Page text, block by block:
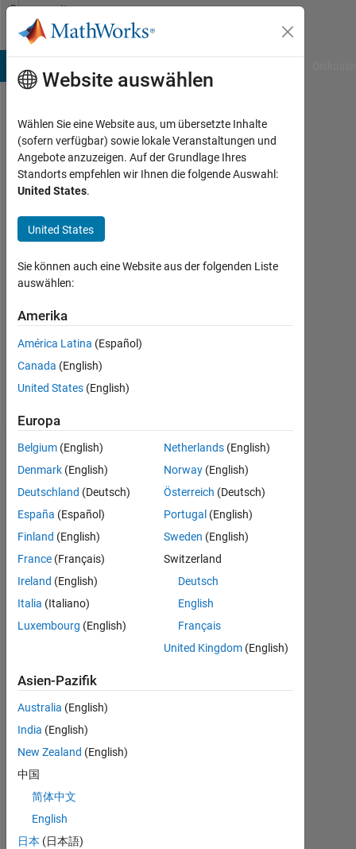
Weiter zum Inhalt
Community
Profile
Rose
Aktiv
seit
Followers:
Following:
Nachricht
Dashboard
Statistik
MATLAB Answers
BEITRÄGE L
-2
-1
1
2
3
11/13
03/15
07/16
11/17
03/19
07/20
11/21
03/23
07/24
11/25
05/15
11/16
05/18
11/19
05/21
11/22 08/15
RANG
74.233
302.031
Website auswählen
Wählen Sie eine Website aus, um übersetzte Inhalte
(sofern verfügbar) sowie lokale Veranstaltungen und
Angebote anzuzeigen. Auf der Grundlage Ihres
Standorts empfehlen wir Ihnen die folgende Auswahl:
United States.
United States
Sie können auch eine Website aus der folgenden Liste
auswählen:
Amerika
América Latina (Español)
Canada (English)
United States (English)
Europa
Belgium (English)
Denmark (English)
Deutschland (Deutsch)
España (Español)
Finland (English)
France (Français)
Ireland (English)
Italia (Italiano)
Luxembourg (English)
Netherlands (English)
Norway (English)
Österreich (Deutsch)
Portugal (English)
Sweden (English)
Switzerland
Deutsch
English
Français
United Kingdom (English)
Asien-Pazifik
Australia (English)
India (English)
New Zealand (English)
中国
简体中文
English
日本 (日本語)